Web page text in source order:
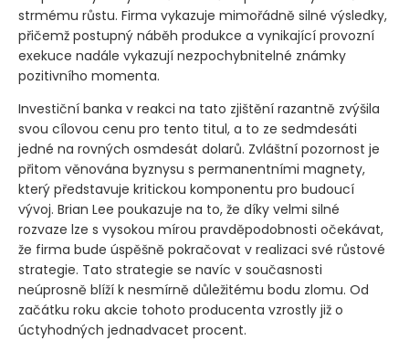
strmému růstu. Firma vykazuje mimořádně silné výsledky,
přičemž postupný náběh produkce a vynikající provozní
exekuce nadále vykazují nezpochybnitelné známky
pozitivního momenta.
Investiční banka v reakci na tato zjištění razantně zvýšila
svou cílovou cenu pro tento titul, a to ze sedmdesáti
jedné na rovných osmdesát dolarů. Zvláštní pozornost je
přitom věnována byznysu s permanentními magnety,
který představuje kritickou komponentu pro budoucí
vývoj. Brian Lee poukazuje na to, že díky velmi silné
rozvaze lze s vysokou mírou pravděpodobnosti očekávat,
že firma bude úspěšně pokračovat v realizaci své růstové
strategie. Tato strategie se navíc v současnosti
neúprosně blíží k nesmírně důležitému bodu zlomu. Od
začátku roku akcie tohoto producenta vzrostly již o
úctyhodných jednadvacet procent.